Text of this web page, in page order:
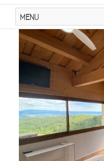
Clim Wi-Fi